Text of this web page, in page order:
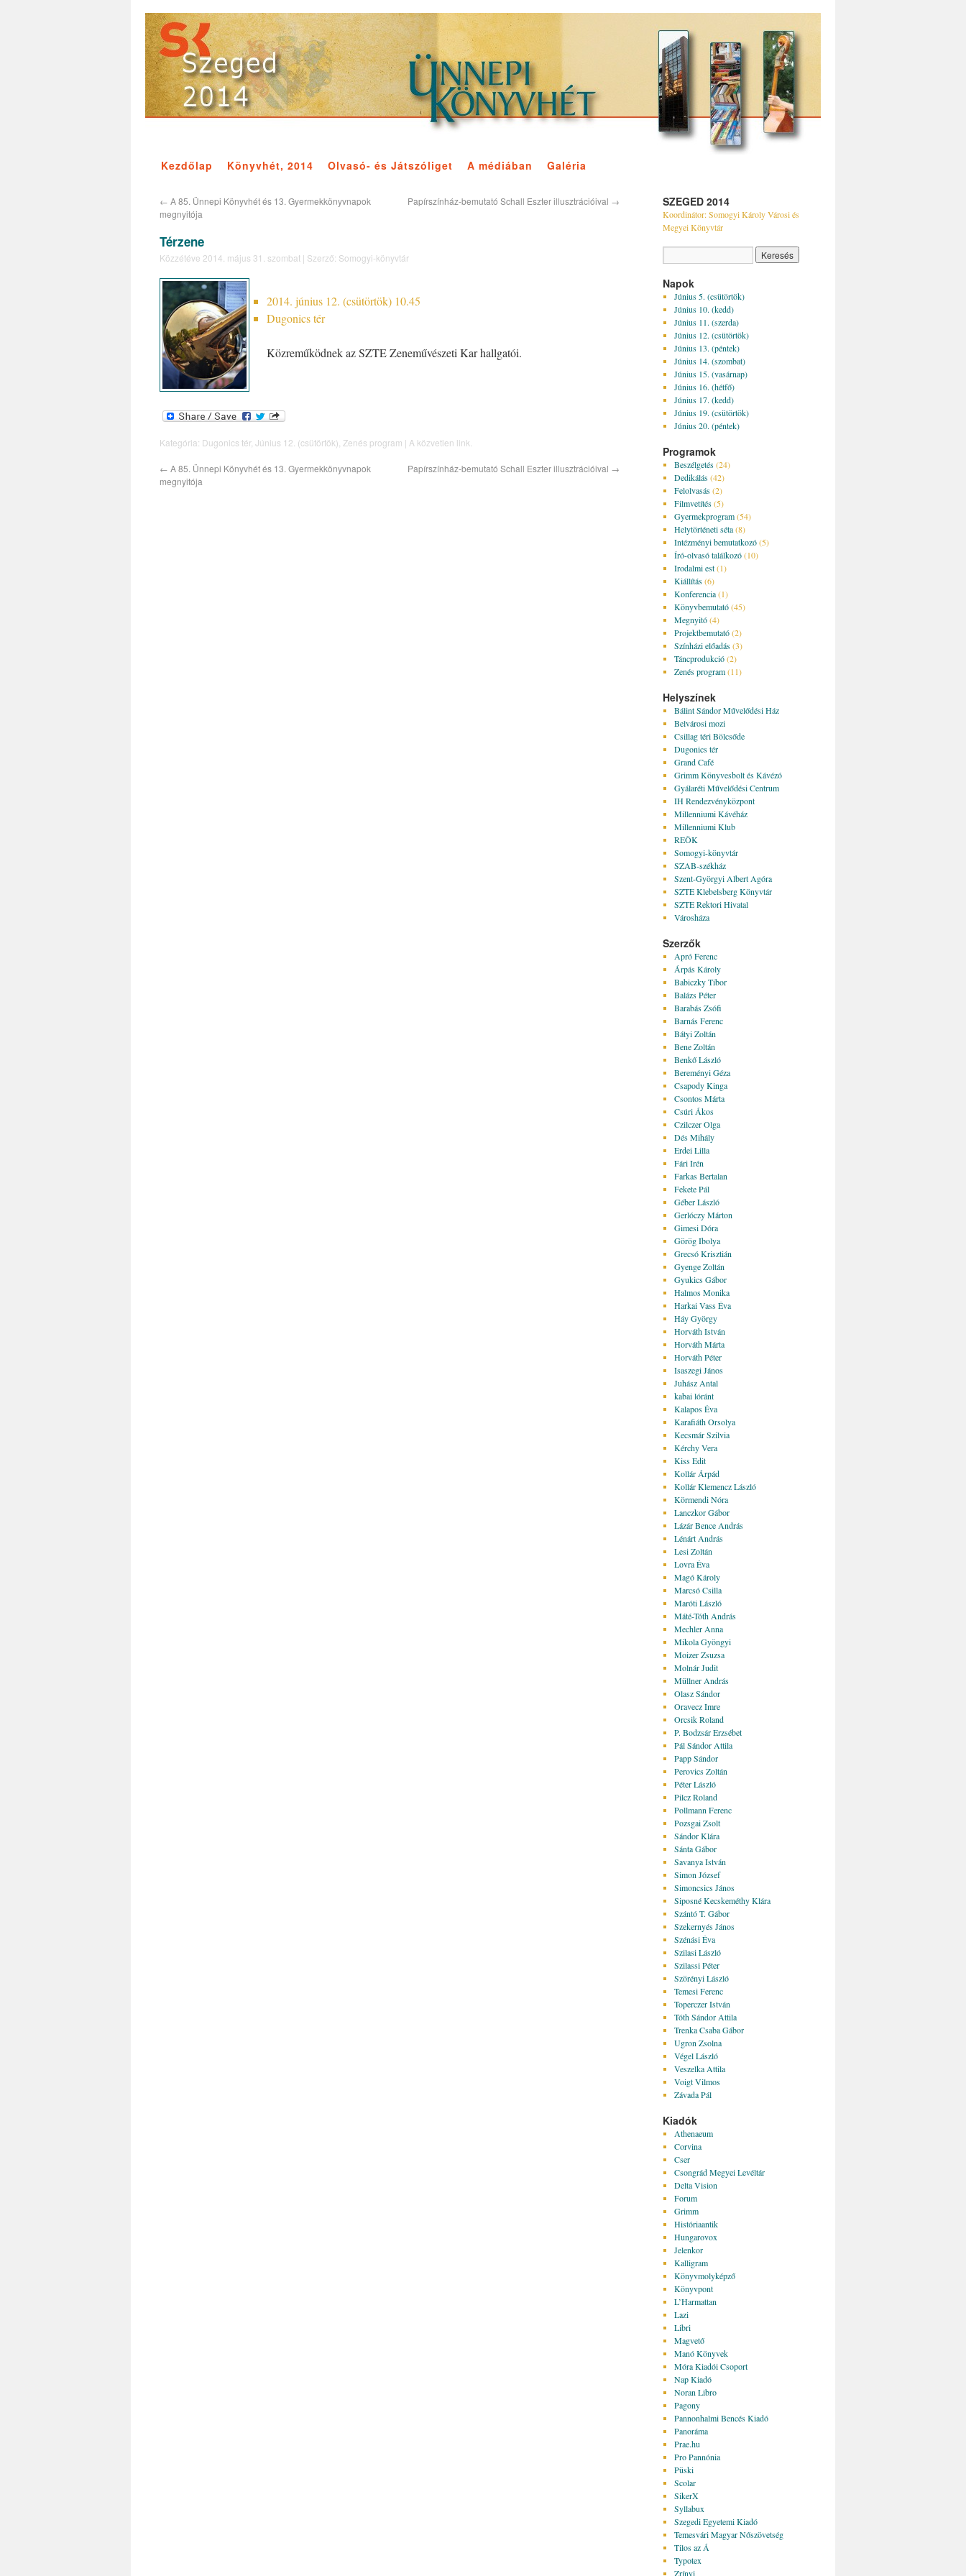
Kezdőlap Könyvhét, 2014 Olvasó- és Játszóliget A médiában Galéria
← A 85. Ünnepi Könyvhét és 13. Gyermekkönyvnapok
megnyitója
Papírszínház-bemutató Schall Eszter illusztrációival →
Térzene
Közzétéve 2014. május 31. szombat | Szerző: Somogyi-könyvtár
2014. június 12. (csütörtök) 10.45
Dugonics tér
Közreműködnek az SZTE Zeneművészeti Kar hallgatói.
Kategória: Dugonics tér, Június 12. (csütörtök), Zenés program | A közvetlen link.
← A 85. Ünnepi Könyvhét és 13. Gyermekkönyvnapok
megnyitója
Papírszínház-bemutató Schall Eszter illusztrációival →
SZEGED 2014
Koordinátor: Somogyi Károly Városi és
Megyei Könyvtár
Napok
Június 5. (csütörtök)
Június 10. (kedd)
Június 11. (szerda)
Június 12. (csütörtök)
Június 13. (péntek)
Június 14. (szombat)
Június 15. (vasárnap)
Június 16. (hétfő)
Június 17. (kedd)
Június 19. (csütörtök)
Június 20. (péntek)
Programok
Beszélgetés(24)
Dedikálás(42)
Felolvasás(2)
Filmvetítés(5)
Gyermekprogram(54)
Helytörténeti séta(8)
Intézményi bemutatkozó(5)
Író-olvasó találkozó(10)
Irodalmi est(1)
Kiállítás(6)
Konferencia(1)
Könyvbemutató(45)
Megnyitó(4)
Projektbemutató(2)
Színházi előadás(3)
Táncprodukció(2)
Zenés program(11)
Helyszínek
Bálint Sándor Művelődési Ház
Belvárosi mozi
Csillag téri Bölcsőde
Dugonics tér
Grand Café
Grimm Könyvesbolt és Kávézó
Gyálaréti Művelődési Centrum
IH Rendezvényközpont
Millenniumi Kávéház
Millenniumi Klub
REÖK
Somogyi-könyvtár
SZAB-székház
Szent-Györgyi Albert Agóra
SZTE Klebelsberg Könyvtár
SZTE Rektori Hivatal
Városháza
Szerzők
Apró Ferenc
Árpás Károly
Babiczky Tibor
Balázs Péter
Barabás Zsófi
Barnás Ferenc
Bátyi Zoltán
Bene Zoltán
Benkő László
Bereményi Géza
Csapody Kinga
Csontos Márta
Csúri Ákos
Czilczer Olga
Dés Mihály
Erdei Lilla
Fári Irén
Farkas Bertalan
Fekete Pál
Géber László
Gerlóczy Márton
Gimesi Dóra
Görög Ibolya
Grecsó Krisztián
Gyenge Zoltán
Gyukics Gábor
Halmos Monika
Harkai Vass Éva
Háy György
Horváth István
Horváth Márta
Horváth Péter
Isaszegi János
Juhász Antal
kabai lóránt
Kalapos Éva
Karafiáth Orsolya
Kecsmár Szilvia
Kérchy Vera
Kiss Edit
Kollár Árpád
Kollár Klemencz László
Körmendi Nóra
Lanczkor Gábor
Lázár Bence András
Lénárt András
Lesi Zoltán
Lovra Éva
Magó Károly
Marcsó Csilla
Maróti László
Máté-Tóth András
Mechler Anna
Mikola Gyöngyi
Moizer Zsuzsa
Molnár Judit
Müllner András
Olasz Sándor
Oravecz Imre
Orcsik Roland
P. Bodzsár Erzsébet
Pál Sándor Attila
Papp Sándor
Perovics Zoltán
Péter László
Pilcz Roland
Pollmann Ferenc
Pozsgai Zsolt
Sándor Klára
Sánta Gábor
Savanya István
Simon József
Simoncsics János
Siposné Kecskeméthy Klára
Szántó T. Gábor
Szekernyés János
Szénási Éva
Szilasi László
Szilassi Péter
Szörényi László
Temesi Ferenc
Toperczer István
Tóth Sándor Attila
Trenka Csaba Gábor
Ugron Zsolna
Végel László
Veszelka Attila
Voigt Vilmos
Závada Pál
Kiadók
Athenaeum
Corvina
Cser
Csongrád Megyei Levéltár
Delta Vision
Forum
Grimm
Históriaantik
Hungarovox
Jelenkor
Kalligram
Könyvmolyképző
Könyvpont
L’Harmattan
Lazi
Libri
Magvető
Manó Könyvek
Móra Kiadói Csoport
Nap Kiadó
Noran Libro
Pagony
Pannonhalmi Bencés Kiadó
Panoráma
Prae.hu
Pro Pannónia
Püski
Scolar
SikerX
Syllabux
Szegedi Egyetemi Kiadó
Temesvári Magyar Nőszövetség
Tilos az Á
Typotex
Zrínyi